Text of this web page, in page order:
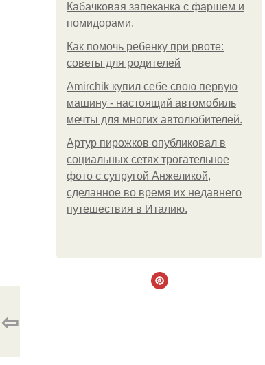
Кабачковая запеканка с фаршем и
помидорами.
Как помочь ребенку при рвоте:
советы для родителей
Amirchik купил себе свою первую
машину - настоящий автомобиль
мечты для многих автолюбителей.
Артур пирожков опубликовал в
социальных сетях трогательное
фото с супругой Анжеликой,
сделанное во время их недавнего
путешествия в Италию.
⇦